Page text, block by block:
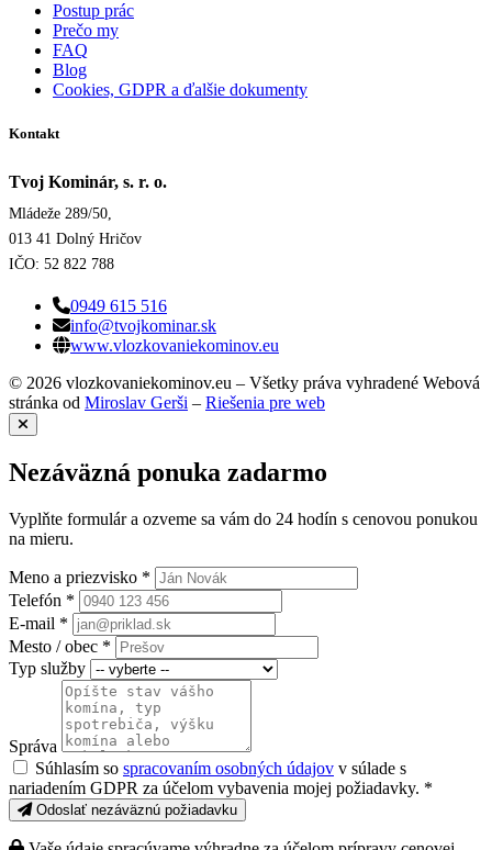
Postup prác
Prečo my
FAQ
Blog
Cookies, GDPR a ďalšie dokumenty
Kontakt
Tvoj Kominár, s. r. o.
Mládeže 289/50,
013 41 Dolný Hričov
IČO: 52 822 788
0949 615 516
info@tvojkominar.sk
www.vlozkovaniekominov.eu
© 2026 vlozkovaniekominov.eu – Všetky práva vyhradené Webová
stránka od Miroslav Gerši – Riešenia pre web
Nezáväzná ponuka zadarmo
Vyplňte formulár a ozveme sa vám do 24 hodín s cenovou ponukou
na mieru.
Meno a priezvisko *
Telefón *
E-mail *
Mesto / obec *
Typ služby
Správa
Súhlasím so spracovaním osobných údajov v súlade s
nariadením GDPR za účelom vybavenia mojej požiadavky. *
Odoslať nezáväznú požiadavku